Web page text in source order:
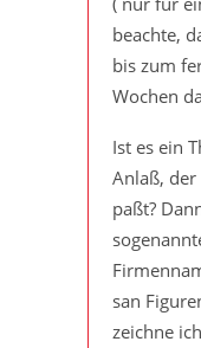
beachte,
bis zum
Wochen
Ist es ein
Anlaß,
paßt?
san
zeichne